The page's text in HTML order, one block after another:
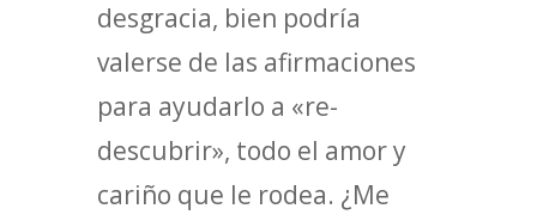
desgracia, bien podría
valerse de las afirmaciones
para ayudarlo a «re-
descubrir», todo el amor y
cariño que le rodea. ¿Me